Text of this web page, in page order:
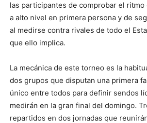
las participantes de comprobar el ritmo
a alto nivel en primera persona y de
al medirse contra rivales de todo el
que ello implica.
La mecánica de este torneo es la
dos grupos que disputan una primera
único entre todos para definir sendos
medirán en la gran final del domingo.
repartidos en dos jornadas que